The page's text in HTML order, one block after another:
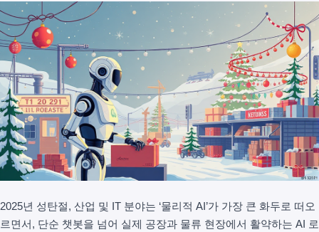
2025년 성탄절, 산업 및 IT 분야는 ‘물리적 AI’가 가장 큰 화두로 떠오
르면서, 단순 챗봇을 넘어 실제 공장과 물류 현장에서 활약하는 AI 로